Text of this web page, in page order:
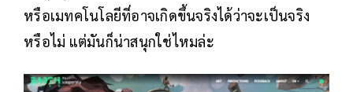
หรือเมทคโนโลยีที่อาจเกิดขึ้นจริงได้ว่าจะเป็นจริง
หรือไม่ แต่มันก็น่าสนุกใช่ไหมล่ะ